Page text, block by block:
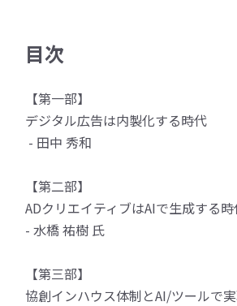
目次
【第一部】
デジタル広告は内製化する時代
- 田中 秀和
【第二部】
ADクリエイティブはAIで生成する
- 水橋 祐樹 氏
【第三部】
協創インハウス体制とAI/ツールで